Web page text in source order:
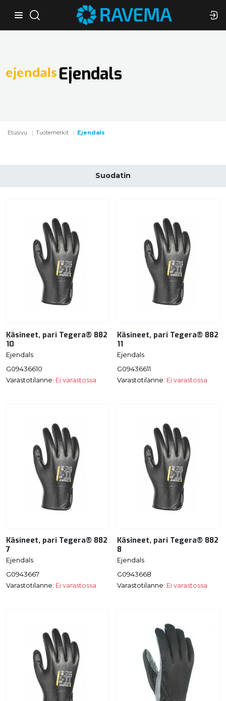
Etusivu Tuotemerkit Ejendals
Ejendals
Suodatin
Käsineet, pari Tegera® 882
10
Ejendals
G09436610
Varastotilanne: Ei varastossa
Käsineet, pari Tegera® 882
11
Ejendals
G09436611
Varastotilanne: Ei varastossa
Käsineet, pari Tegera® 882
7
Ejendals
G0943667
Varastotilanne: Ei varastossa
Käsineet, pari Tegera® 882
8
Ejendals
G0943668
Varastotilanne: Ei varastossa